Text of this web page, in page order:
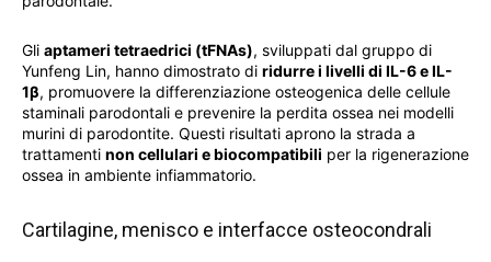
Gli aptameri tetraedrici (tFNAs), sviluppati dal gruppo di
Yunfeng Lin, hanno dimostrato di ridurre i livelli di IL-6 e IL-
1β, promuovere la differenziazione osteogenica delle cellule
staminali parodontali e prevenire la perdita ossea nei modelli
murini di parodontite. Questi risultati aprono la strada a
trattamenti non cellulari e biocompatibili per la rigenerazione
ossea in ambiente infiammatorio.
Cartilagine, menisco e interfacce osteocondrali